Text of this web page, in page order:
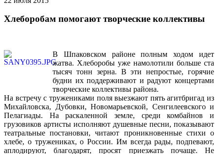
Хлеборобам помогают творческие коллективы
В Шпаковском районе полным ходом идет
жатва. Хлеборобы уже намолотили больше ста
тысяч тонн зерна. В эти непростые, горячие
будни их поддерживают и радуют концертами
творческие коллективы района.
На встречу с тружениками поля выезжают пять агитбригад из
Михайловска, Дубовки, Новомарьевской, Сенгилеевского и
Пелагиады. На раскаленной земле, среди комбайнов и
грузовиков артисты исполняют душевные песни, показывают
театральные постановки, читают проникновенные стихи о
хлебе, о тружениках, о России. Им всегда рады, подпевают,
аплодируют, благодарят, просят приезжать почаще. Не